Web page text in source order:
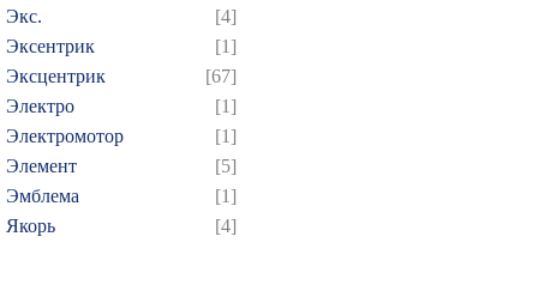
Экс.
[4]
Эксентрик
[1]
Эксцентрик
[67]
Электро
[1]
Электромотор
[1]
Элемент
[5]
Эмблема
[1]
Якорь
[4]